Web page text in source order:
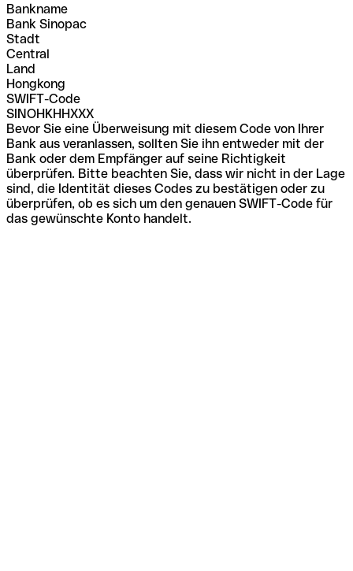
Bankname
Bank Sinopac
Stadt
Central
Land
Hongkong
SWIFT-Code
SINOHKHHXXX
Bevor Sie eine Überweisung mit diesem Code von Ihrer
Bank aus veranlassen, sollten Sie ihn entweder mit der
Bank oder dem Empfänger auf seine Richtigkeit
überprüfen. Bitte beachten Sie, dass wir nicht in der Lage
sind, die Identität dieses Codes zu bestätigen oder zu
überprüfen, ob es sich um den genauen SWIFT-Code für
das gewünschte Konto handelt.